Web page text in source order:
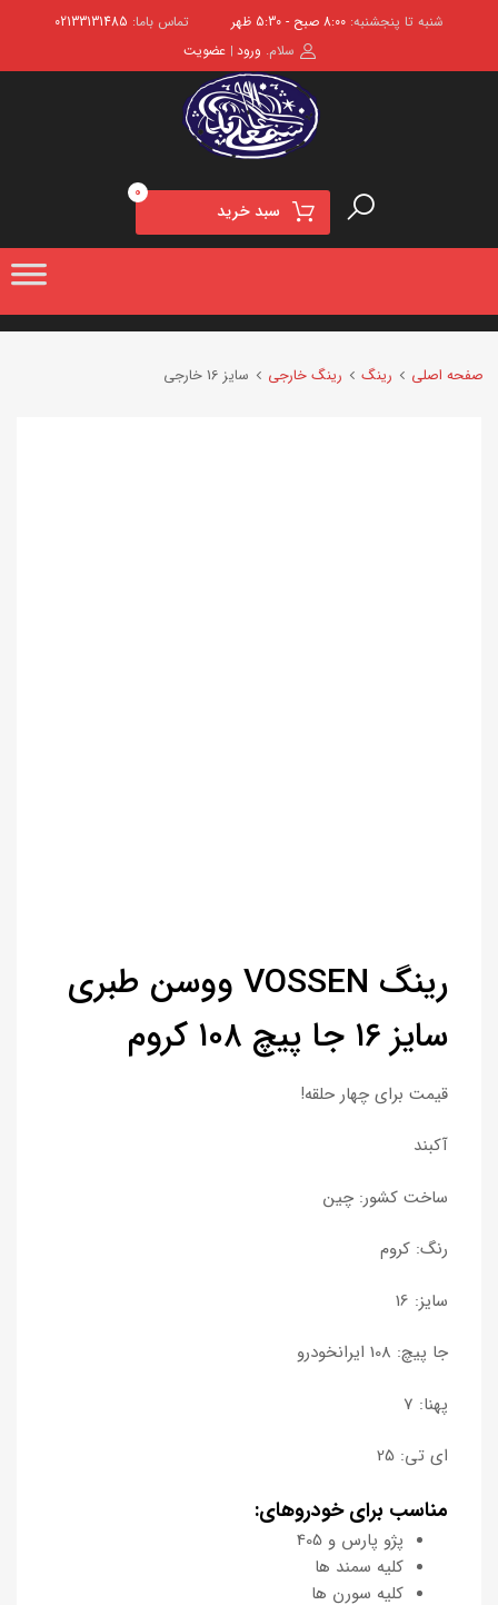
شنبه تا پنجشنبه:8:00 صبح - 5:30 ظهر تماس باما: 02133131485
سلام. ورود | عضویت
سبد خرید
0
صفحه اصلی رینگ رینگ خارجی سایز 16 خارجی
رینگ VOSSEN ووسن طبری
سایز ۱۶ جا پیچ ۱۰۸ کروم
قیمت برای چهار حلقه!
آکبند
ساخت کشور: چین
رنگ: کروم
سایز: 16
جا پیچ: 108 ایرانخودرو
پهنا: 7
ای تی: 25
مناسب برای خودروهای:
پژو پارس و 405
کلیه سمند ها
کلیه سورن ها